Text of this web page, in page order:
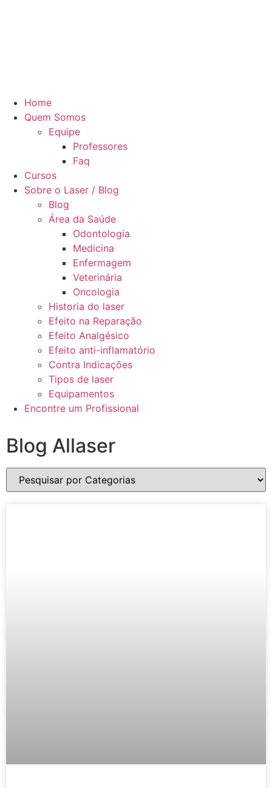
Home
Quem Somos
Equipe
Professores
Faq
Cursos
Sobre o Laser / Blog
Blog
Área da Saúde
Odontologia
Medicina
Enfermagem
Veterinária
Oncologia
Historia do laser
Efeito na Reparação
Efeito Analgésico
Efeito anti-inflamatório
Contra Indicações
Tipos de laser
Equipamentos
Encontre um Profissional
Blog Allaser